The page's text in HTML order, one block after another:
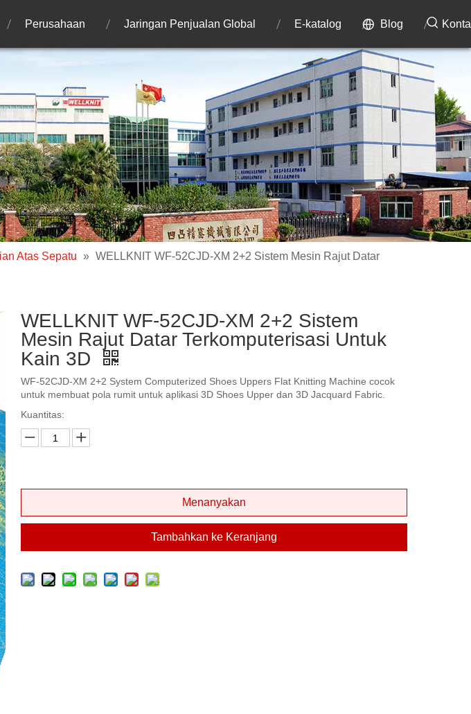
Perusahaan Jaringan Penjualan Global E-katalog Blog
Atas Sepatu » WELLKNIT WF-52CJD-XM 2+2 Sistem Mesin Rajut Datar
WELLKNIT WF-52CJD-XM 2+2 Sistem
Mesin Rajut Datar Terkomputerisasi Untuk
Kain 3D
WF-52CJD-XM 2+2 System Computerized Shoes Uppers Flat Knitting Machine cocok
untuk membuat pola rumit untuk aplikasi 3D Shoes Upper dan 3D Jacquard Fabric.
Kuantitas:
Menanyakan
Tambahkan ke Keranjang